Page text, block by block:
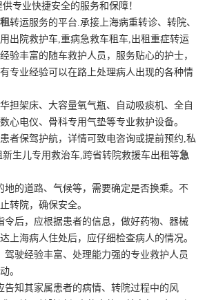
专业快捷安全的服务和保障！
转运服务的平台.承接上海病重转诊、转院、
出院救护车,重病急救车租车,出租重症转运
验丰富的随车救护人员，服务贴心的护士，
专业经验可以在路上处理病人出现的各种情
担架床、大容量氧气瓶、自动吸痰机、全自
心电仪、骨科专用气垫等专业救护设备。
者保驾护航，详情可致电咨询或提前预约,私
生儿专用救治车,跨省转院救援车出租等急
地的道路、气候等，需要确定是否换乘。不
转院，确保安全。
令后，应根据患者的信息，做好药物、器械
上海病人住处后，应仔细检查病人的情况。
驾驶经验丰富、处理能力强的专业救护人员
。
告知其家属患者的病情、转院过程中的风